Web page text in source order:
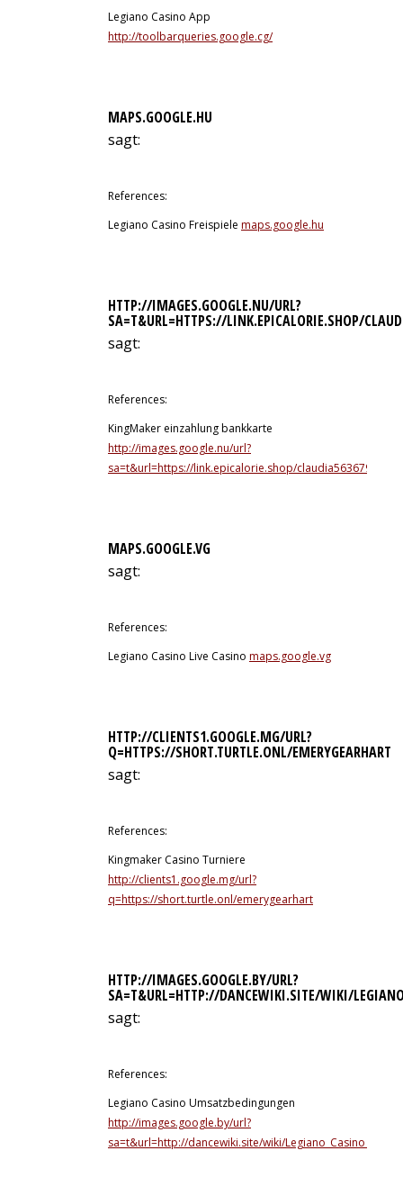
Legiano Casino App
http://toolbarqueries.google.cg/
MAPS.GOOGLE.HU
sagt:
References:
Legiano Casino Freispiele maps.google.hu
HTTP://IMAGES.GOOGLE.NU/URL?
SA=T&URL=HTTPS://LINK.EPICALORIE.SHOP/
sagt:
References:
KingMaker einzahlung bankkarte
http://images.google.nu/url?
sa=t&url=https://link.epicalorie.shop/claudia563679
MAPS.GOOGLE.VG
sagt:
References:
Legiano Casino Live Casino maps.google.vg
HTTP://CLIENTS1.GOOGLE.MG/URL?
Q=HTTPS://SHORT.TURTLE.ONL/EMERYGEARHART
sagt:
References:
Kingmaker Casino Turniere
http://clients1.google.mg/url?
q=https://short.turtle.onl/emerygearhart
HTTP://IMAGES.GOOGLE.BY/URL?
SA=T&URL=HTTP://DANCEWIKI.SITE/WIKI/
sagt:
References:
Legiano Casino Umsatzbedingungen
http://images.google.by/url?
sa=t&url=http://dancewiki.site/wiki/